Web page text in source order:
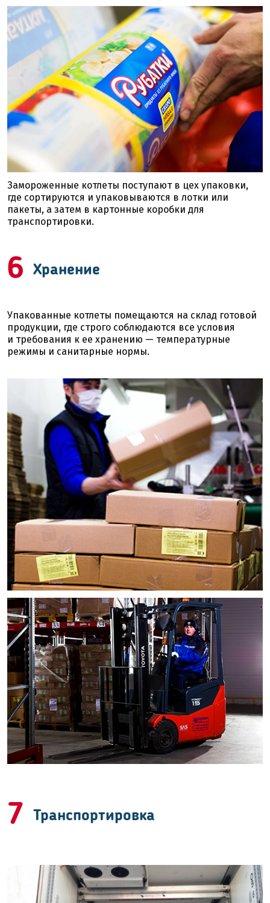
Замороженные котлеты поступают в цех упаковки,
где сортируются и упаковываются в лотки или
пакеты, а затем в картонные коробки для
транспортировки.
6 Хранение
Упакованные котлеты помещаются на склад готовой
продукции, где строго соблюдаются все условия
и требования к ее хранению — температурные
режимы и санитарные нормы.
7 Транспортировка